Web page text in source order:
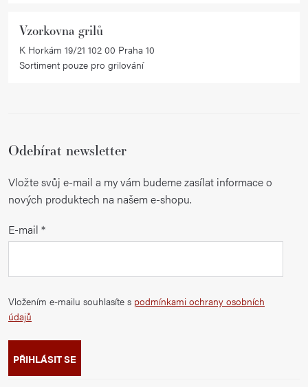
u
Vzorkovna grilů
K Horkám 19/21 102 00 Praha 10
Sortiment pouze pro grilování
Odebírat newsletter
Vložte svůj e-mail a my vám budeme zasílat informace o
nových produktech na našem e-shopu.
E-mail
Vložením e-mailu souhlasíte s podmínkami ochrany osobních
údajů
PŘIHLÁSIT SE